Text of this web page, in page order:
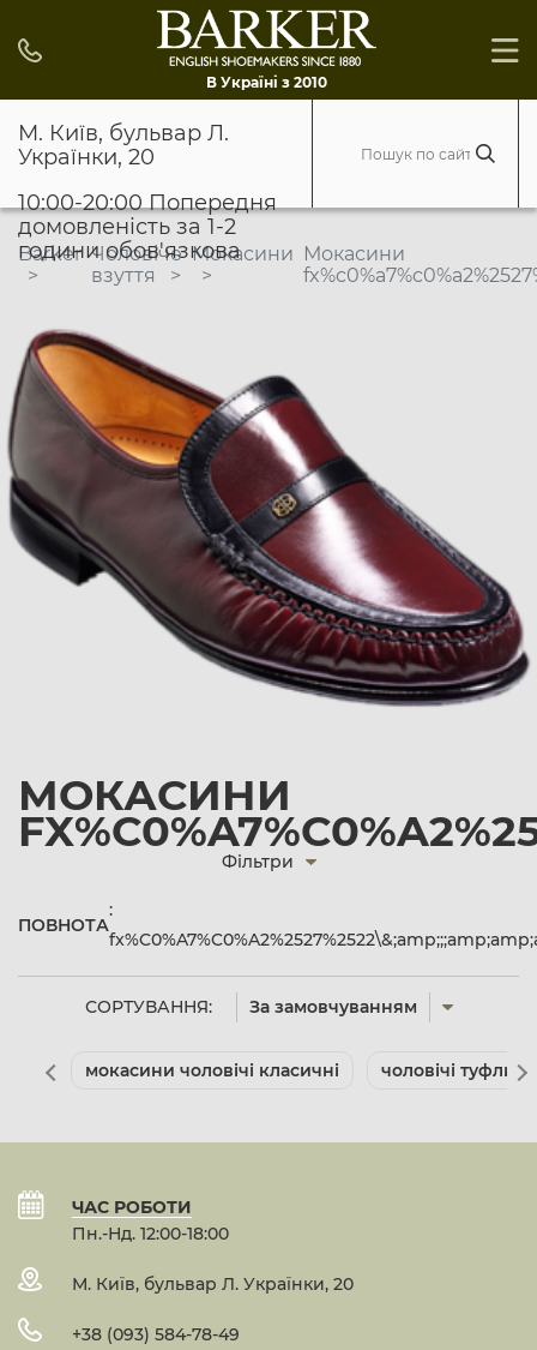
В Україні з 2010
М. Київ, бульвар Л.
Українки, 20
10:00-20:00 Попередня
домовленість за 1-2
години обов'язкова
Barker Чоловіче
взуття
Мокасини Мокасини
МОКАСИНИ
СОРТУВАННЯ: За замовчуванням
Фільтри
ПОВНОТА
:
мокасини чоловічі класичні чоловічі туфли
ЧАС РОБОТИ
Пн.-Нд. 12:00-18:00
М. Київ, бульвар Л. Українки, 20
+38 (093) 584-78-49